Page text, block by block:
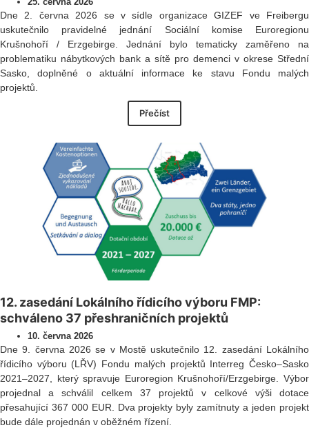
Dne 2. června 2026 se v sídle organizace GIZEF ve Freibergu
uskutečnilo pravidelné jednání Sociální komise Euroregionu
Krušnohoří / Erzgebirge. Jednání bylo tematicky zaměřeno na
problematiku nábytkových bank a sítě pro demenci v okrese Střední
Sasko, doplněné o aktuální informace ke stavu Fondu malých
projektů.
Přečíst
12. zasedání Lokálního řídicího výboru FMP:
schváleno 37 přeshraničních projektů
10. června 2026
Dne 9. června 2026 se v Mostě uskutečnilo 12. zasedání Lokálního
řídicího výboru (LŘV) Fondu malých projektů Interreg Česko–Sasko
2021–2027, který spravuje Euroregion Krušnohoří/Erzgebirge. Výbor
projednal a schválil celkem 37 projektů v celkové výši dotace
přesahující 367 000 EUR. Dva projekty byly zamítnuty a jeden projekt
bude dále projednán v oběžném řízení.